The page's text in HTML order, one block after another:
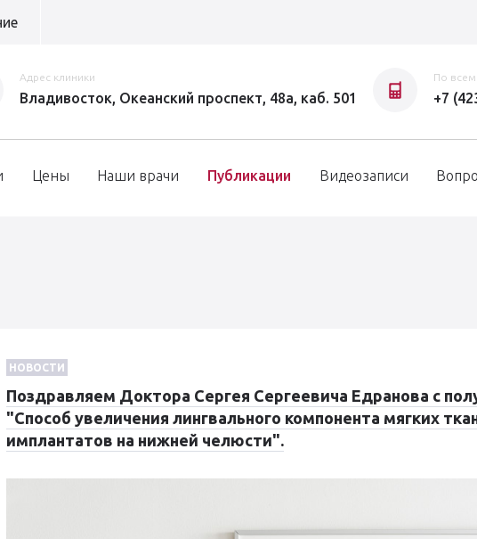
Адрес клиники
Владивосток, Океанский проспект, 48а, каб. 501
По
+7
Цены Наши врачи Публикации Видеозаписи
НОВОСТИ
Поздравляем Доктора Сергея Сергеевича Едранова с
"Способ увеличения лингвального компонента мягких
имплантатов на нижней челюсти".